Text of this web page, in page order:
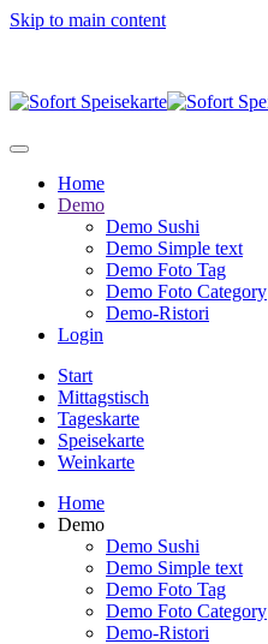
Skip to main content
Home
Demo
Demo Sushi
Demo Simple text
Demo Foto Tag
Demo Foto Category
Demo-Ristori
Login
Start
Mittagstisch
Tageskarte
Speisekarte
Weinkarte
Home
Demo
Demo Sushi
Demo Simple text
Demo Foto Tag
Demo Foto Category
Demo-Ristori